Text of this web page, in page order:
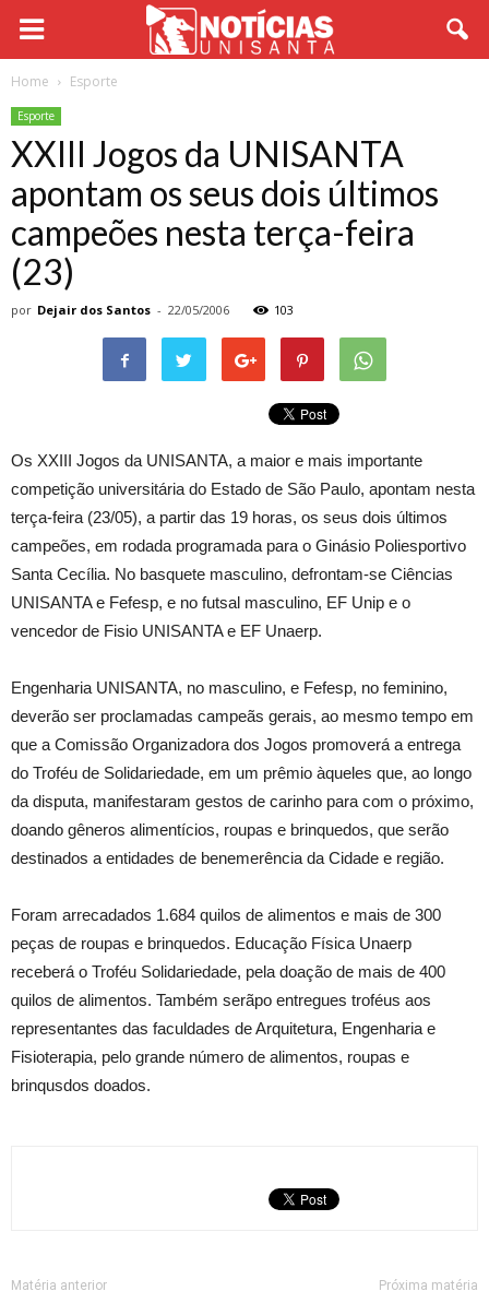
Home Esporte
Esporte
XXIII Jogos da UNISANTA
apontam os seus dois últimos
campeões nesta terça-feira
(23)
por Dejair dos Santos - 22/05/2006 103
Os XXIII Jogos da UNISANTA, a maior e mais importante
competição universitária do Estado de São Paulo, apontam nesta
terça-feira (23/05), a partir das 19 horas, os seus dois últimos
campeões, em rodada programada para o Ginásio Poliesportivo
Santa Cecília. No basquete masculino, defrontam-se Ciências
UNISANTA e Fefesp, e no futsal masculino, EF Unip e o
vencedor de Fisio UNISANTA e EF Unaerp.
Engenharia UNISANTA, no masculino, e Fefesp, no feminino,
deverão ser proclamadas campeãs gerais, ao mesmo tempo em
que a Comissão Organizadora dos Jogos promoverá a entrega
do Troféu de Solidariedade, em um prêmio àqueles que, ao longo
da disputa, manifestaram gestos de carinho para com o próximo,
doando gêneros alimentícios, roupas e brinquedos, que serão
destinados a entidades de benemerência da Cidade e região.
Foram arrecadados 1.684 quilos de alimentos e mais de 300
peças de roupas e brinquedos. Educação Física Unaerp
receberá o Troféu Solidariedade, pela doação de mais de 400
quilos de alimentos. Também serãpo entregues troféus aos
representantes das faculdades de Arquitetura, Engenharia e
Fisioterapia, pelo grande número de alimentos, roupas e
brinqusdos doados.
Matéria anterior Próxima matéria